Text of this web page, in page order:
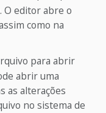
O editor abre o
como na
para abrir
abrir uma
as alterações
no sistema de